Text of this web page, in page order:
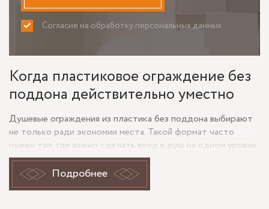
Согласие на обработку персональных данных
ПРИНИМАЮ НЕ ПРИНИМАЮ
Когда пластиковое ограждение без
поддона действительно уместно
Душевые ограждения из пластика без поддона выбирают
не только ради экономии места. Такой формат часто
нужен там, где важно сделать вход в душ на одном уровне
с полом: в небольшой ванной, в квартире с ограниченной
площадью, в санузле для пожилых людей или в проекте с
минималистичной отделкой. Отсутствие поддона
Подробнее